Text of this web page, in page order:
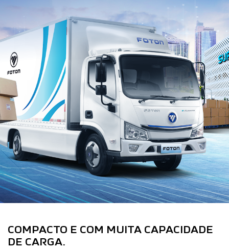
COMPACTO E COM MUITA CAPACIDADE
DE CARGA.